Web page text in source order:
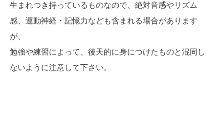
生まれつき持っているものなので、絶対音感やリズム
感、運動神経・記憶力なども含まれる場合があります
が、
勉強や練習によって、後天的に身につけたものと混同し
ないように注意して下さい。